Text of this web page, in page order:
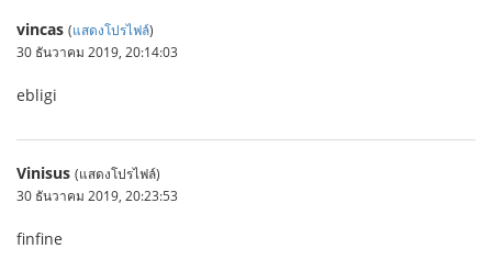
vincas (แสดงโปรไฟล์)
30 ธันวาคม 2019, 20:14:03
ebligi
Vinisus (แสดงโปรไฟล์)
30 ธันวาคม 2019, 20:23:53
finfine